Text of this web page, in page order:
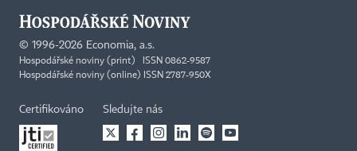
© 1996-2026 Economia, a.s.
Hospodářské noviny (print) ISSN 0862-9587
Hospodářské noviny (online) ISSN 2787-950X
Certifikováno Sledujte nás